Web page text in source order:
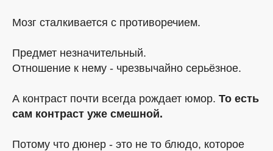
Мозг сталкивается с противоречием.
Предмет незначительный.
Отношение к нему - чрезвычайно серьёзное.
А контраст почти всегда рождает юмор. То есть
сам контраст уже смешной.
Потому что дюнер - это не то блюдо, которое